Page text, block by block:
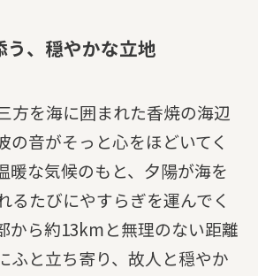
う、穏やかな立地
方を海に囲まれた香焼の海辺
の音がそっと心をほどいてく
暖な気候のもと、夕陽が海を
るたびにやすらぎを運んでく
から約13kmと無理のない距離
ふと立ち寄り、故人と穏やか